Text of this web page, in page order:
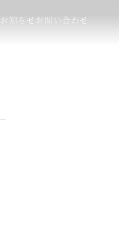
お知らせお問い合わせ